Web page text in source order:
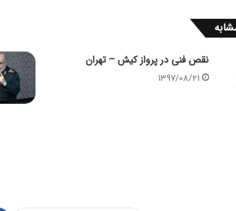
نقص فنی در پرواز کیش – تهران
1397/08/21